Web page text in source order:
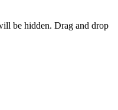
be hidden. Drag and drop